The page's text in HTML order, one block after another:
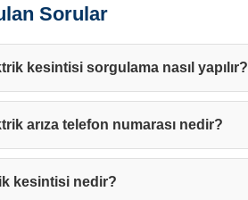
Sorular
kesintisi sorgulama nasıl yapılır?
arıza telefon numarası nedir?
kesintisi nedir?